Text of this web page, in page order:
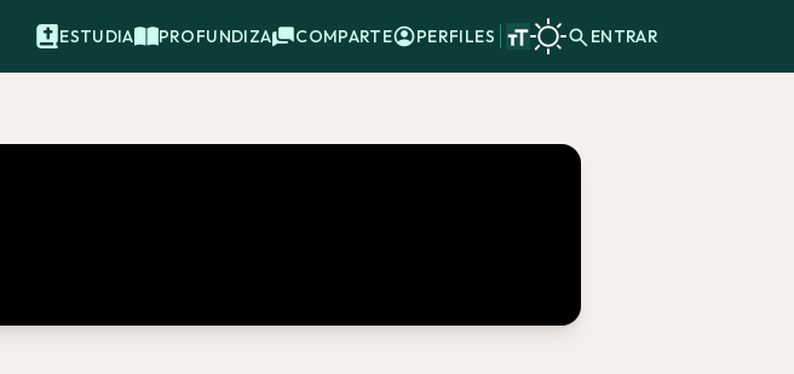
ESTUDIA PROFUNDIZA COMPARTE PERFILES ENTRAR